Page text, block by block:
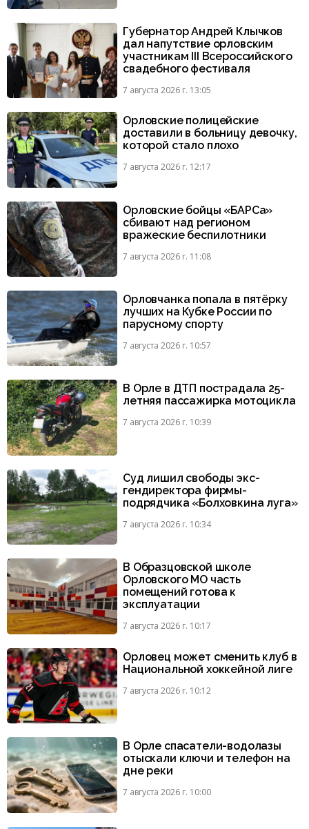
Губернатор Андрей Клычков
дал напутствие орловским
участникам III Всероссийского
свадебного фестиваля
7 августа 2026 г. 13:05
Орловские полицейские
доставили в больницу девочку,
которой стало плохо
7 августа 2026 г. 12:17
Орловские бойцы «БАРСа»
сбивают над регионом
вражеские беспилотники
7 августа 2026 г. 11:08
Орловчанка попала в пятёрку
лучших на Кубке России по
парусному спорту
7 августа 2026 г. 10:57
В Орле в ДТП пострадала 25-
летняя пассажирка мотоцикла
7 августа 2026 г. 10:39
Суд лишил свободы экс-
гендиректора фирмы-
подрядчика «Болховкина луга»
7 августа 2026 г. 10:34
В Образцовской школе
Орловского МО часть
помещений готова к
эксплуатации
7 августа 2026 г. 10:17
Орловец может сменить клуб в
Национальной хоккейной лиге
7 августа 2026 г. 10:12
В Орле спасатели-водолазы
отыскали ключи и телефон на
дне реки
7 августа 2026 г. 10:00